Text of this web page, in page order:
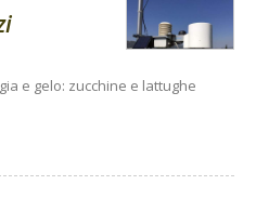
e gelo: zucchine e lattughe